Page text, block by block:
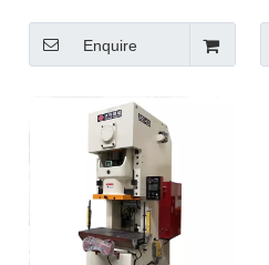
Enquire